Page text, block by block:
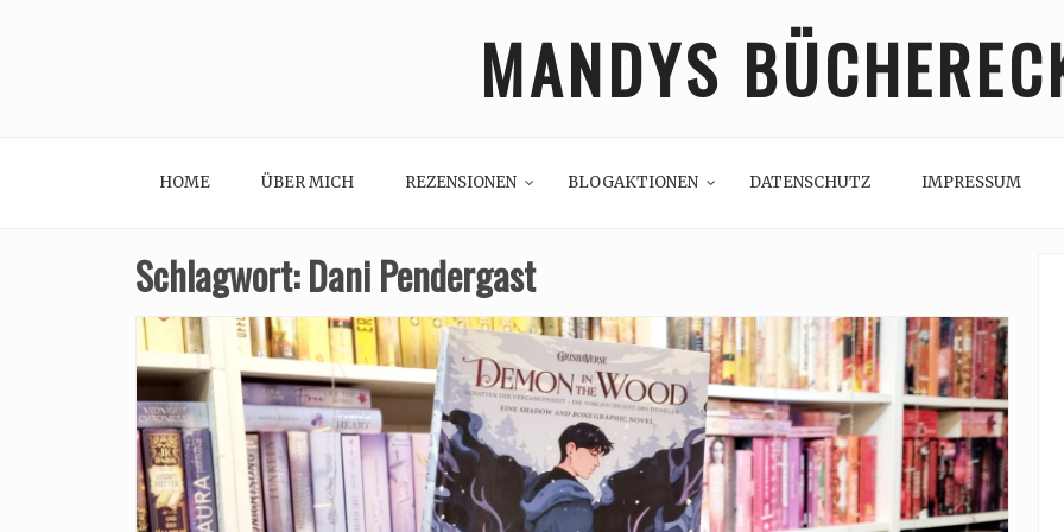
MANDYS
HOME ÜBER MICH REZENSIONEN BLOGAKTIONEN DATENSCHUTZ IMPRESSUM
Schlagwort:Dani Pendergast